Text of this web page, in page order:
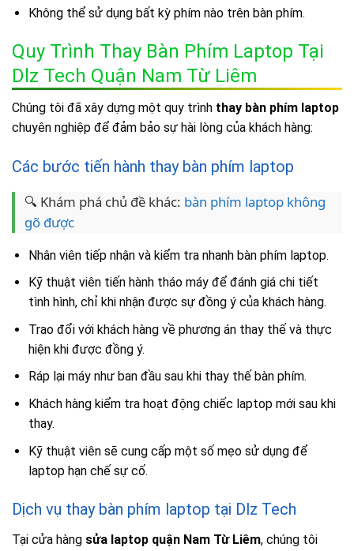
Không thể sử dụng bất kỳ phím nào trên bàn phím.
Quy Trình Thay Bàn Phím Laptop Tại
Dlz Tech Quận Nam Từ Liêm
Chúng tôi đã xây dựng một quy trình thay bàn phím laptop
chuyên nghiệp để đảm bảo sự hài lòng của khách hàng:
Các bước tiến hành thay bàn phím laptop
🔍 Khám phá chủ đề khác: bàn phím laptop không
gõ được
Nhân viên tiếp nhận và kiểm tra nhanh bàn phím laptop.
Kỹ thuật viên tiến hành tháo máy để đánh giá chi tiết
tình hình, chỉ khi nhận được sự đồng ý của khách hàng.
Trao đổi với khách hàng về phương án thay thế và thực
hiện khi được đồng ý.
Ráp lại máy như ban đầu sau khi thay thế bàn phím.
Khách hàng kiểm tra hoạt động chiếc laptop mới sau khi
thay.
Kỹ thuật viên sẽ cung cấp một số mẹo sử dụng để
laptop hạn chế sự cố.
Dịch vụ thay bàn phím laptop tại Dlz Tech
Tại cửa hàng sửa laptop quận Nam Từ Liêm, chúng tôi